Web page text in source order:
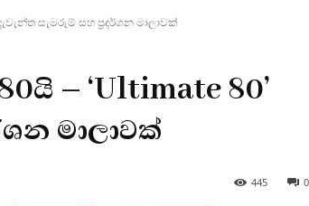
සැමරුම් සහ ප්‍රදර්ශන මාලාවක්
– ‘Ultimate 80’
මාලාවක්
0
445